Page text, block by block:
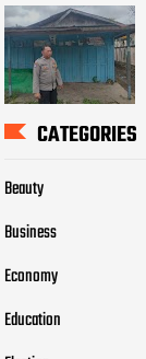
CATEGORIES
Beauty
Business
Economy
Education